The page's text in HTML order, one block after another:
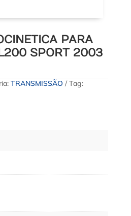
PARA
SPORT 2003
TRANSMISSÃO
Tag: